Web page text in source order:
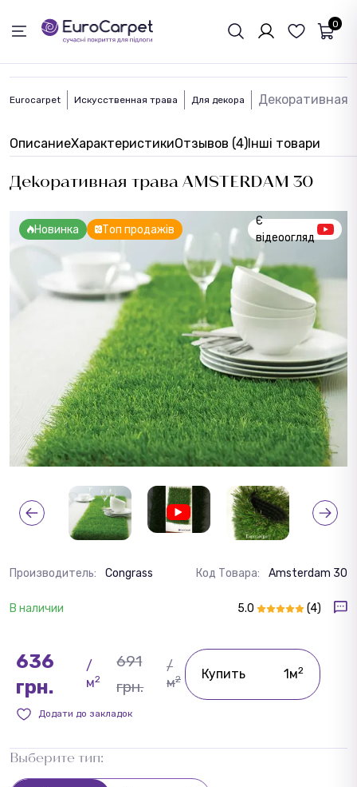
0
Eurocarpet Искусственная трава Для декора Декоративная
ОписаниеХарактеристикиОтзывов (4)Інші товари
Декоративная трава AMSTERDAM 30
Новинка Топ продажів
Є
відеоогляд
Производитель: Congrass Код Товара: Amsterdam 30
В наличии 5.0 (4)
636
грн.
/
м2
691
грн.
/
м2 Купить 1м2
Додати до закладок
Выберите тип:
ОБРАТНАЯ СВЯЗЬ